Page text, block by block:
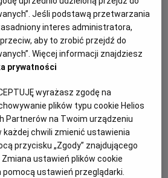
koty 3: Łapa w łapę
Dogs 3: Paws Unite Gatunek
Komedia /
/ Akcja
Minimalny
wiek
Od 7 lat
Kraj
i
USA
SCENARIUSZ
Scott Bindley
WIĘCEJ SZCZEGÓŁÓW
zaawansowanego
ochrony, opracowanego i
Jeśli podstawą przetwarzania
interes administratora,
aby to zrobić przejdź do
Więcej informacji znajdziesz
prywatności
wyrażasz zgodę na
plików typu cookie Helios
Partnerów na Twoim urządzeniu
każdej chwili zmienić ustawienia
przycisku „Zgody” znajdującego
ustawień plików cookie
ustawień przeglądarki.